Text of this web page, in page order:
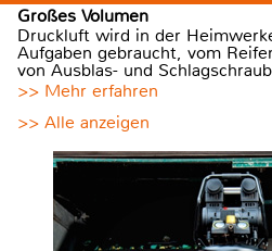
Großes Volumen
Druckluft wird in der
Aufgaben gebraucht, vom
von Ausblas- und
>> Mehr erfahren
>> Alle anzeigen